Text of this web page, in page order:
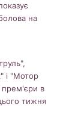
на
і "Мотор
прем'єри в
тижня